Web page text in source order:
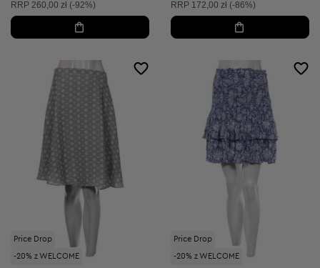
Cena sugerowana:
RRP 260,00 zł (-92%) Cena sugerowana:
RRP 172,00 zł (-86%)
Price Drop
-20% z WELCOME
Price Drop
-20% z WELCOME